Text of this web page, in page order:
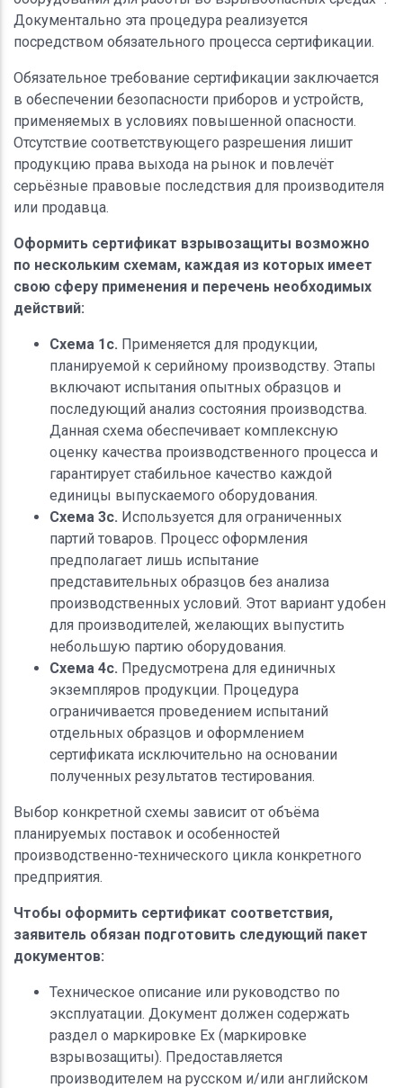
Документально эта процедура реализуется
посредством обязательного процесса сертификации.
Обязательное требование сертификации заключается
в обеспечении безопасности приборов и устройств,
применяемых в условиях повышенной опасности.
Отсутствие соответствующего разрешения лишит
продукцию права выхода на рынок и повлечёт
серьёзные правовые последствия для производителя
или продавца.
Оформить сертификат взрывозащиты возможно
по нескольким схемам, каждая из которых имеет
свою сферу применения и перечень необходимых
действий:
Схема 1c. Применяется для продукции,
планируемой к серийному производству. Этапы
включают испытания опытных образцов и
последующий анализ состояния производства.
Данная схема обеспечивает комплексную
оценку качества производственного процесса и
гарантирует стабильное качество каждой
единицы выпускаемого оборудования.
Схема 3c. Используется для ограниченных
партий товаров. Процесс оформления
предполагает лишь испытание
представительных образцов без анализа
производственных условий. Этот вариант удобен
для производителей, желающих выпустить
небольшую партию оборудования.
Схема 4c. Предусмотрена для единичных
экземпляров продукции. Процедура
ограничивается проведением испытаний
отдельных образцов и оформлением
сертификата исключительно на основании
полученных результатов тестирования.
Выбор конкретной схемы зависит от объёма
планируемых поставок и особенностей
производственно-технического цикла конкретного
предприятия.
Чтобы оформить сертификат соответствия,
заявитель обязан подготовить следующий пакет
документов:
Техническое описание или руководство по
эксплуатации. Документ должен содержать
раздел о маркировке Ex (маркировке
взрывозащиты). Предоставляется
производителем на русском и/или английском